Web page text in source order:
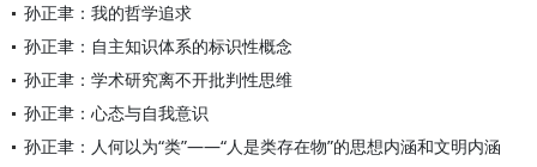
孙正聿：我的哲学追求
孙正聿：自主知识体系的标识性概念
孙正聿：学术研究离不开批判性思维
孙正聿：心态与自我意识
孙正聿：人何以为“类”——“人是类存在物”的思想内涵和文明内涵